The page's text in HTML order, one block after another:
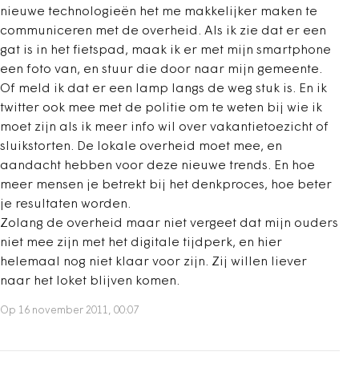
nieuwe technologieën het me makkelijker maken te
communiceren met de overheid. Als ik zie dat er een
gat is in het fietspad, maak ik er met mijn smartphone
een foto van, en stuur die door naar mijn gemeente.
Of meld ik dat er een lamp langs de weg stuk is. En ik
twitter ook mee met de politie om te weten bij wie ik
moet zijn als ik meer info wil over vakantietoezicht of
sluikstorten. De lokale overheid moet mee, en
aandacht hebben voor deze nieuwe trends. En hoe
meer mensen je betrekt bij het denkproces, hoe beter
je resultaten worden.
Zolang de overheid maar niet vergeet dat mijn ouders
niet mee zijn met het digitale tijdperk, en hier
helemaal nog niet klaar voor zijn. Zij willen liever
naar het loket blijven komen.
Op 16 november 2011, 00:07